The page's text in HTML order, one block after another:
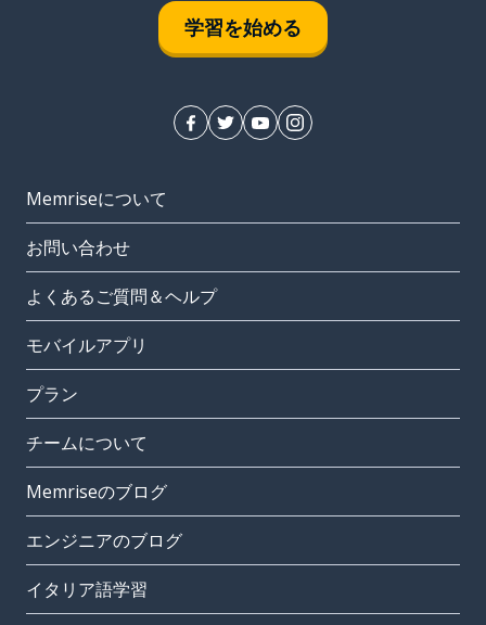
学習を始める
Memriseについて
お問い合わせ
よくあるご質問＆ヘルプ
モバイルアプリ
プラン
チームについて
Memriseのブログ
エンジニアのブログ
イタリア語学習